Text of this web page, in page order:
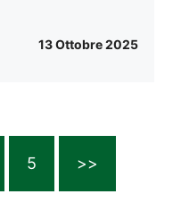
13 Ottobre 2025
5 >>